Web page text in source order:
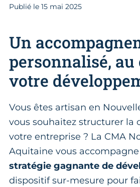
Publié le 15 mai 2025
Un
personnalisé,
votre
Vous êtes artisan en
vous souhaitez structurer la
votre entreprise ? La CMA
Aquitaine vous
stratégie gagnante de
dispositif sur-mesure pour